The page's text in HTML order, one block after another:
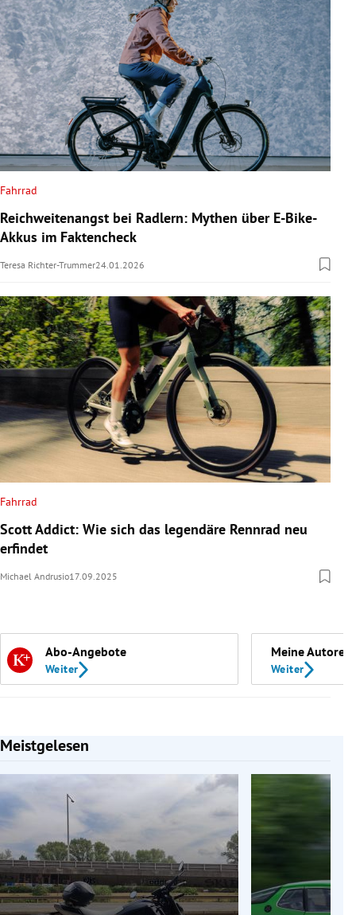
Fahrrad
Reichweitenangst bei Radlern: Mythen über E-Bike-
Akkus im Faktencheck
Teresa Richter-Trummer24.01.2026
Fahrrad
Scott Addict: Wie sich das legendäre Rennrad neu
erfindet
Michael Andrusio17.09.2025
Abo-Angebote
Weiter
Meine Autoren
Weiter
Meistgelesen
Slide 1 von 7